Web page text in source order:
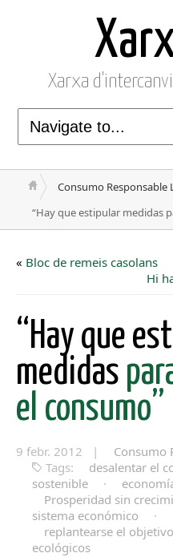
Xarxa
Consumo Responsable
“Hay que estipular medidas
« Bloc de remeis casolans
Hi
“Hay que
medidas
el consumo”
9 febr. 2012 |
Consumo
Tags:
desalentar el
sostenible
·
Prosperidad sin
sistema económico
·
replantearse el
ecológicos